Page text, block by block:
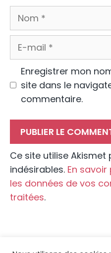
Nom
E-
Enregistrer mon
site dans le
commentaire.
Ce site utilise Akismet
indésirables. En
les données de vos
traitées.